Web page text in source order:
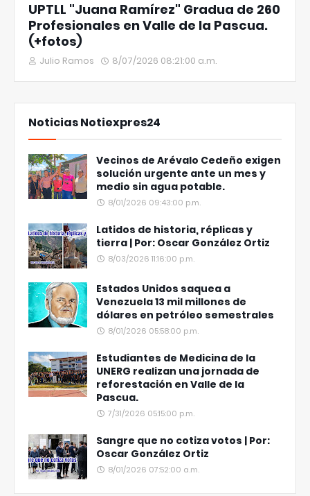
UPTLL "Juana Ramírez" Gradua de 260
Profesionales en Valle de la Pascua.
(+fotos)
Julio Ramos 8/07/2026 08:21:00 a.m.
Noticias Notiexpres24
Vecinos de Arévalo Cedeño exigen
solución urgente ante un mes y
medio sin agua potable.
8/01/2026 09:43:00 p.m.
Latidos de historia, réplicas y
tierra | Por: Oscar González Ortiz
8/03/2026 11:16:00 p.m.
Estados Unidos saquea a
Venezuela 13 mil millones de
dólares en petróleo semestrales
8/01/2026 05:58:00 p.m.
Estudiantes de Medicina de la
UNERG realizan una jornada de
reforestación en Valle de la
Pascua.
7/31/2026 05:15:00 p.m.
Sangre que no cotiza votos | Por:
Oscar González Ortiz
8/01/2026 07:52:00 a.m.